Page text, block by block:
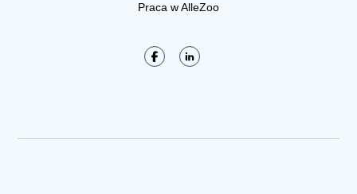
Praca w AlleZoo